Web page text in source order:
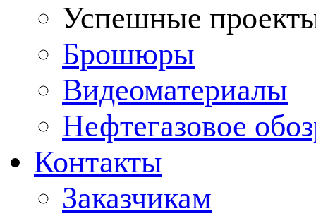
Успешные
Брошюры
Видеоматериалы
Нефтегазовое
Контакты
Заказчикам